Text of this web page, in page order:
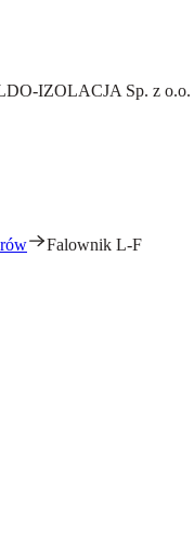
IZOLACJA Sp. z o.o.
Falownik L-F